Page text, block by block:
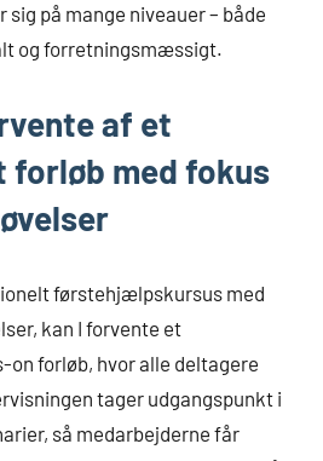
på mange niveauer – både
og forretningsmæssigt.
af et
forløb med fokus
førstehjælpskursus med
kan I forvente et
on forløb, hvor alle deltagere
tager udgangspunkt i
så medarbejderne får